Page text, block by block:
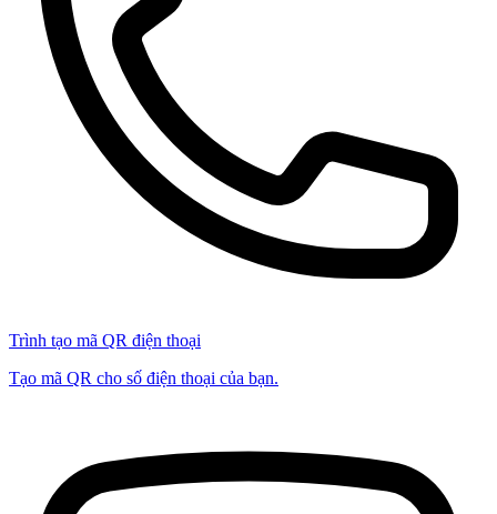
Trình tạo mã QR điện thoại
Tạo mã QR cho số điện thoại của bạn.